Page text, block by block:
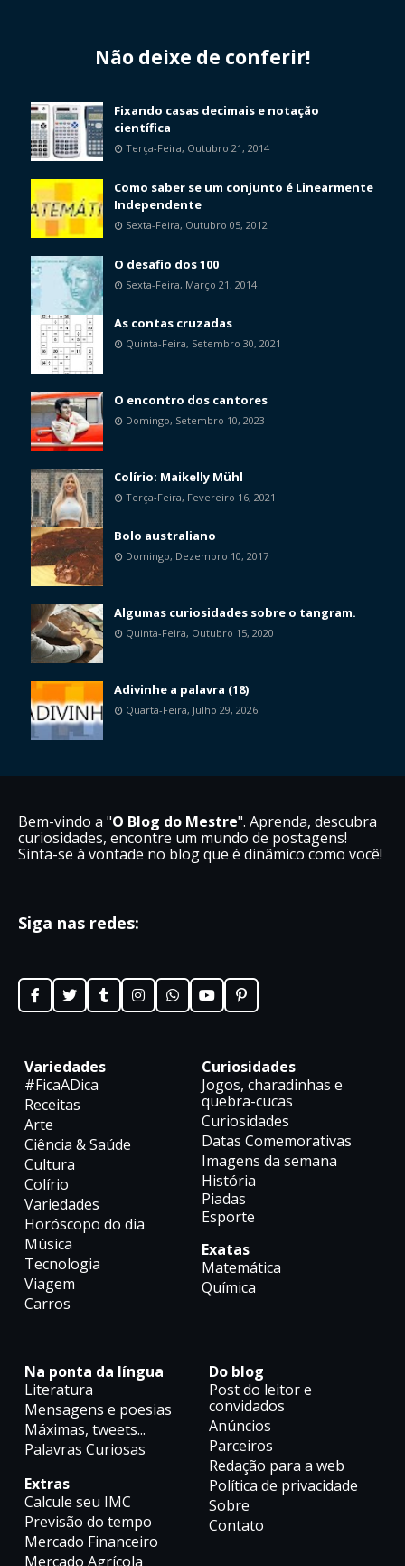
Não deixe de conferir!
Fixando casas decimais e notação
científica
Terça-Feira, Outubro 21, 2014
Como saber se um conjunto é Linearmente
Independente
Sexta-Feira, Outubro 05, 2012
O desafio dos 100
Sexta-Feira, Março 21, 2014
As contas cruzadas
Quinta-Feira, Setembro 30, 2021
O encontro dos cantores
Domingo, Setembro 10, 2023
Colírio: Maikelly Mühl
Terça-Feira, Fevereiro 16, 2021
Bolo australiano
Domingo, Dezembro 10, 2017
Algumas curiosidades sobre o tangram.
Quinta-Feira, Outubro 15, 2020
Adivinhe a palavra (18)
Quarta-Feira, Julho 29, 2026
Bem-vindo a "O Blog do Mestre". Aprenda, descubra
curiosidades, encontre um mundo de postagens!
Sinta-se à vontade no blog que é dinâmico como você!
Siga nas redes:
Variedades
#FicaADica
Receitas
Arte
Ciência & Saúde
Cultura
Colírio
Variedades
Horóscopo do dia
Música
Tecnologia
Viagem
Carros
Curiosidades
Jogos, charadinhas e
quebra-cucas
Curiosidades
Datas Comemorativas
Imagens da semana
História
Piadas
Esporte
Exatas
Matemática
Química
Na ponta da língua
Literatura
Mensagens e poesias
Máximas, tweets...
Palavras Curiosas
Extras
Calcule seu IMC
Previsão do tempo
Mercado Financeiro
Mercado Agrícola
Do blog
Post do leitor e
convidados
Anúncios
Parceiros
Redação para a web
Política de privacidade
Sobre
Contato